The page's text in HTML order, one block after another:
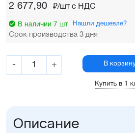
2 677,90 ₽/шт c НДС
В наличии 7 шт Нашли дешевле?
Срок производства 3 дня
- + В
Купить в 1
Описание